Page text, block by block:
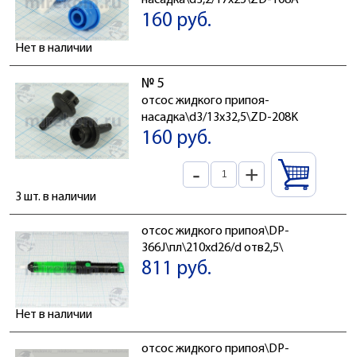
160 руб.
Нет в наличии
№ 5
отсос жидкого припоя-
насадка\d3/13x32,5\ZD-208K
160 руб.
- +
3 шт. в наличии
отсос жидкого припоя\DP-
366J\пл\210xd26/d отв2,5\
811 руб.
Нет в наличии
отсос жидкого припоя\DP-